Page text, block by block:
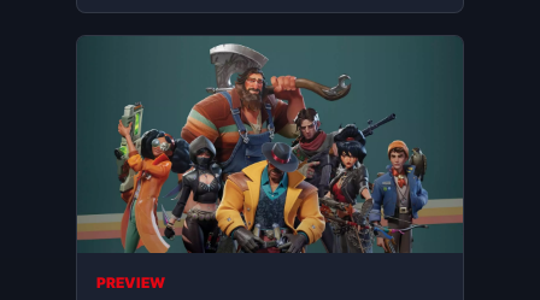
multijoueur. Testé sur Legion Go S
PREVIEW